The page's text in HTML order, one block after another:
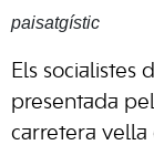
paisatgístic
Els socialistes
presentada
carretera vella